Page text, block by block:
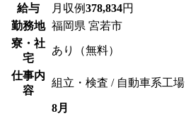
給与 月収例378,834円
勤務地 福岡県 宮若市
寮・社
宅
あり（無料）
仕事内
容
組立・検査 / 自動車系工場
8月